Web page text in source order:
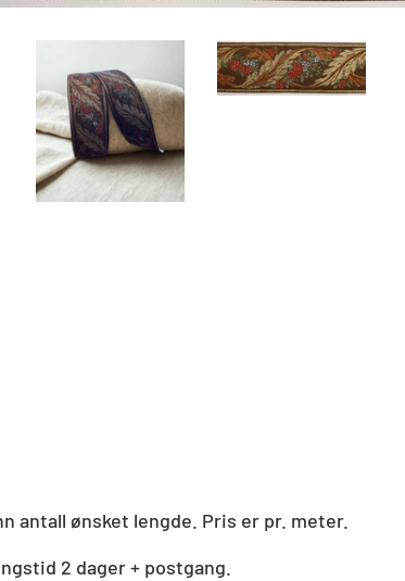
antall ønsket lengde. Pris er pr. meter.
2 dager + postgang.